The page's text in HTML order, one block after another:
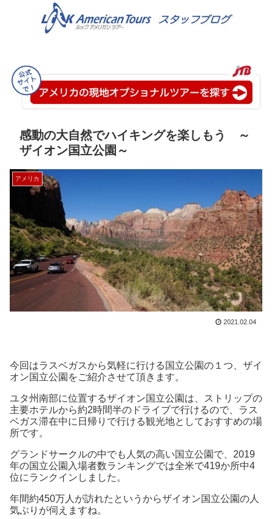
感動の大自然でハイキングを楽しもう ～
ザイオン国立公園～
アメリカ
2021.02.04
今回はラスベガスから気軽に行ける国立公園の１つ、ザイ
オン国立公園をご紹介させて頂きます。
ユタ州南部に位置するザイオン国立公園は、ストリップの
主要ホテルから約2時間半のドライブで行けるので、ラス
ベガス滞在中に日帰りで行ける観光地としておすすめの場
所です。
グランドサークルの中でも人気の高い国立公園で、2019
年の国立公園入場者数ランキングでは全米で419か所中4
位にランクインしました。
年間約450万人が訪れたというからザイオン国立公園の人
気ぶりが伺えますね。